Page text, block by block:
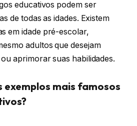
educativos podem ser
de todas as idades. Existem
em idade pré-escolar,
adultos que desejam
aprimorar suas habilidades.
exemplos mais famosos